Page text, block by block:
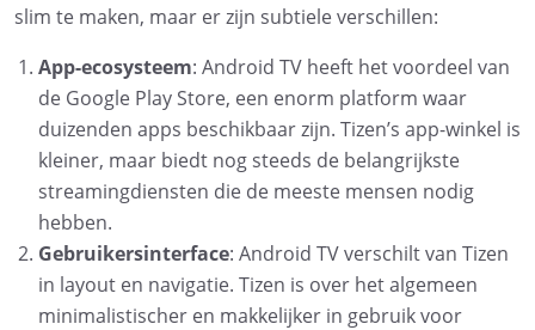
slim te maken, maar er zijn subtiele verschillen:
App-ecosysteem: Android TV heeft het voordeel van
de Google Play Store, een enorm platform waar
duizenden apps beschikbaar zijn. Tizen’s app-winkel is
kleiner, maar biedt nog steeds de belangrijkste
streamingdiensten die de meeste mensen nodig
hebben.
Gebruikersinterface: Android TV verschilt van Tizen
in layout en navigatie. Tizen is over het algemeen
minimalistischer en makkelijker in gebruik voor